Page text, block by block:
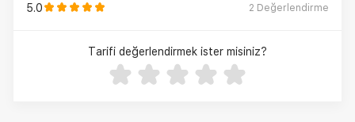
5.0 2 Değerlendirme
Tarifi değerlendirmek ister misiniz?